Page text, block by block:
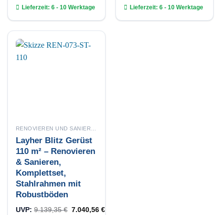
Lieferzeit: 6 - 10 Werktage
Lieferzeit: 6 - 10 Werktage
Layher Blitz Gerüst
110 m² – Renovieren
& Sanieren,
Komplettset,
Stahlrahmen mit
Robustböden
UVP: 9.139,35€ Ursprünglicher Preis war: 9.139,35 €
7.040,56 €Aktueller Preis ist: 7.040,56 €.